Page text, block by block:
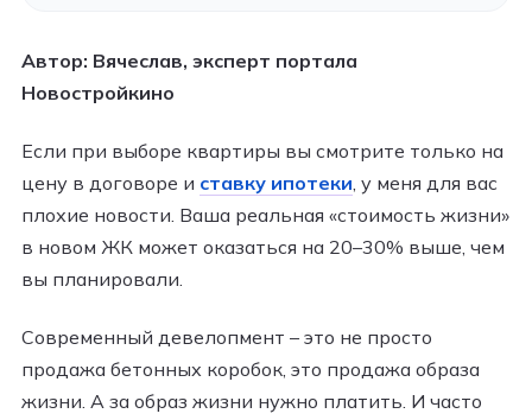
Автор: Вячеслав, эксперт портала
Новостройкино
Если при выборе квартиры вы смотрите только на
цену в договоре и ставку ипотеки , у меня для вас
плохие новости. Ваша реальная «стоимость жизни»
в новом ЖК может оказаться на 20–30% выше, чем
вы планировали.
Современный девелопмент – это не просто
продажа бетонных коробок, это продажа образа
жизни. А за образ жизни нужно платить. И часто